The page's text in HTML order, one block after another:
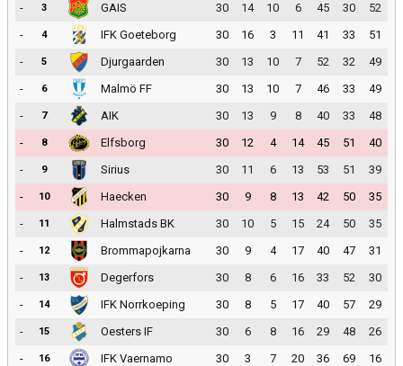
-
3 GAIS 30 14 10 6 45 30
52
-
4 IFK Goeteborg 30 16 3 11 41 33
51
-
5 Djurgaarden 30 13 10 7 52 32
49
-
6 Malmö FF 30 13 10 7 46 33
49
-
7 AIK 30 13 9 8 40 33
48
-
8 Elfsborg 30 12 4 14 45 51
40
-
9 Sirius 30 11 6 13 53 51
39
-
10 Haecken 30 9 8 13 42 50
35
-
11 Halmstads BK 30 10 5 15 24 50
35
-
12 Brommapojkarna 30 9 4 17 40 47
31
-
13 Degerfors 30 8 6 16 33 52
30
-
14 IFK Norrkoeping 30 8 5 17 40 57
29
-
15 Oesters IF 30 6 8 16 29 48
26
-
16 IFK Vaernamo 30 3 7 20 36 69 16